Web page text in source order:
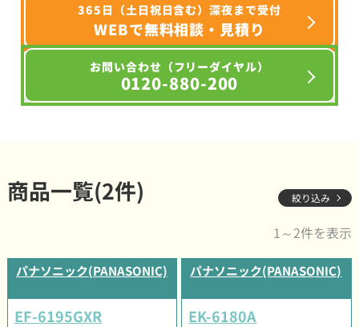
365日（土日祝日含む）深夜まで受付
WEBで無料相談・見積り
お問い合わせ（フリーダイヤル）
0120-880-200
商品一覧(2件) 絞り込み
1～2件を表示
パナソニック(PANASONIC)
EF-6195GXR
パナソニック(PANASONIC)
EK-6180A